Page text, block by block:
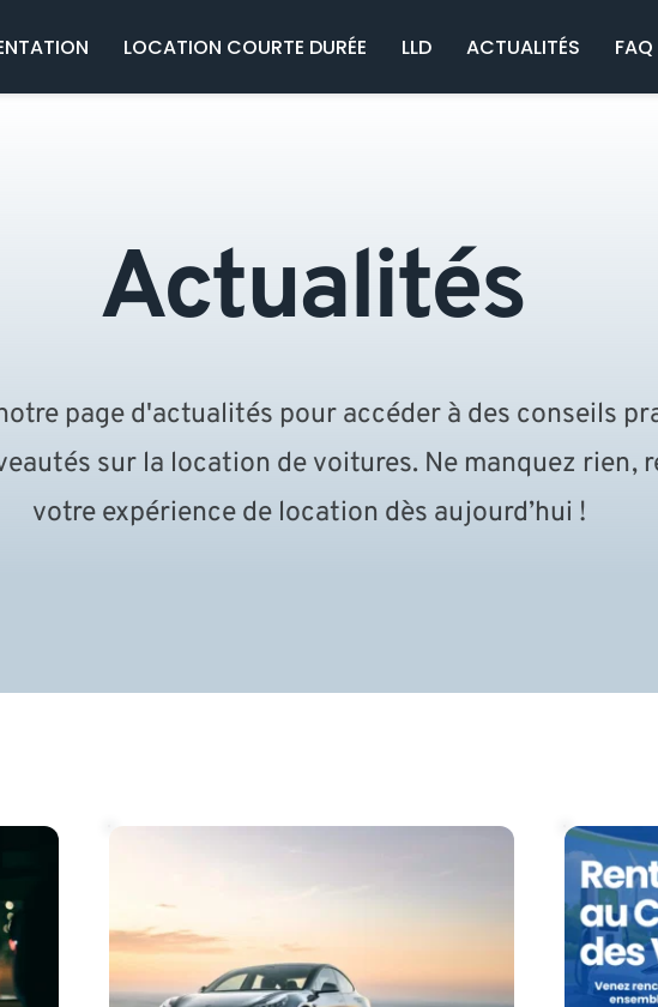
LOCATION COURTE DURÉE LLD ACTUALITÉS FAQ
Actualités
page d'actualités pour accéder à des conseils
sur la location de voitures. Ne manquez rien,
votre expérience de location dès aujourd’hui !